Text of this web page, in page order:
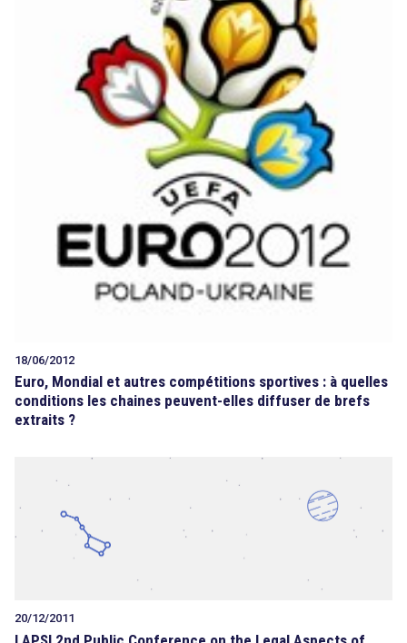
18/06/2012
Euro, Mondial et autres compétitions sportives : à quelles
conditions les chaines peuvent-elles diffuser de brefs
extraits ?
20/12/2011